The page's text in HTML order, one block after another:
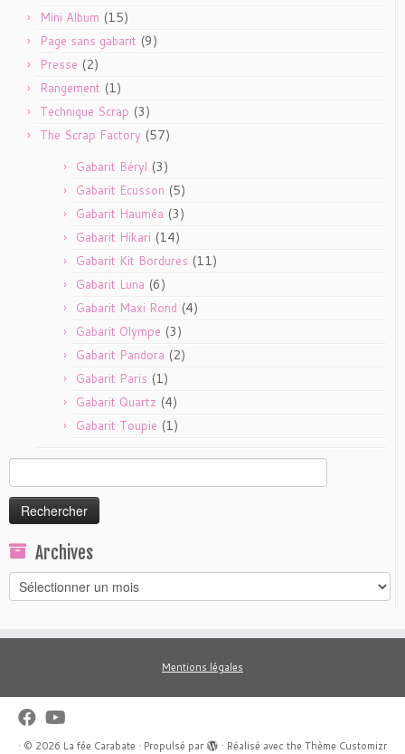
Mini Album (15)
Page sans gabarit (9)
Presse (2)
Rangement (1)
Technique Scrap (3)
The Scrap Factory (57)
Gabarit Béryl (3)
Gabarit Ecusson (5)
Gabarit Hauméa (3)
Gabarit Hikari (14)
Gabarit Kit Bordures (11)
Gabarit Luna (6)
Gabarit Maxi Rond (4)
Gabarit Olympe (3)
Gabarit Pandora (2)
Gabarit Paris (1)
Gabarit Quartz (4)
Gabarit Toupie (1)
Rechercher :
Archives
Archives
Mentions légales
· © 2026 La fée Carabate · Propulsé par · Réalisé avec the Thème Customizr